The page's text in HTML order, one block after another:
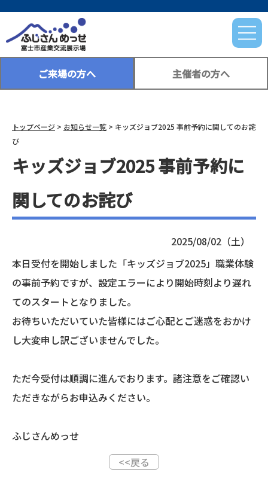
ご来場の方へ 主催者の方へ
トップページ > お知らせ一覧 > キッズジョブ2025 事前予約に関してのお詫
び
キッズジョブ2025 事前予約に
関してのお詫び
2025/08/02（土）
本日受付を開始しました「キッズジョブ2025」職業体験
の事前予約ですが、設定エラーにより開始時刻より遅れ
てのスタートとなりました。
お待ちいただいていた皆様にはご心配とご迷惑をおかけ
し大変申し訳ございませんでした。
ただ今受付は順調に進んでおります。諸注意をご確認い
ただきながらお申込みください。
ふじさんめっせ
<<戻る